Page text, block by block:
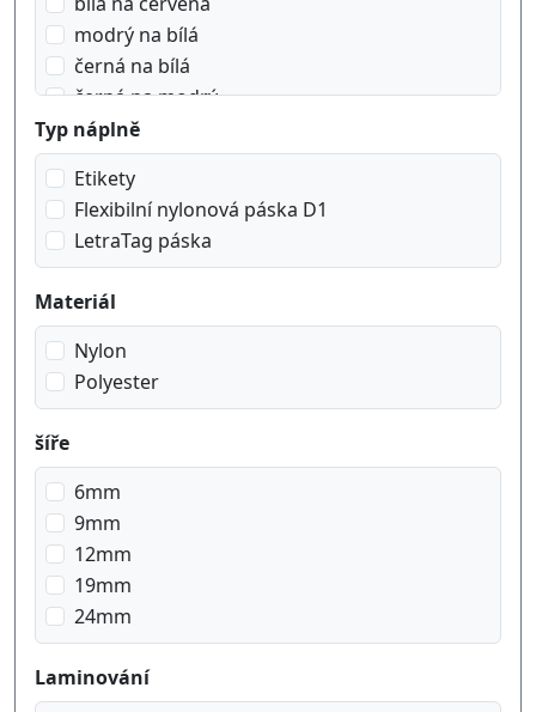
modrý na bílá
černá na bílá
černá na modrý
černá na oranžový
černá na průhledný
černá na zelená
černá na červená
černá na žlutý
Typ náplně
Etikety
Flexibilní nylonová páska D1
LetraTag páska
Materiál
Nylon
Polyester
šíře
6mm
9mm
12mm
19mm
24mm
Laminování